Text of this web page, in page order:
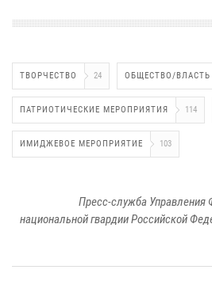
ТВОРЧЕСТВО 24 ОБЩЕСТВО/ВЛАСТЬ
ПАТРИОТИЧЕСКИЕ МЕРОПРИЯТИЯ 114
ИМИДЖЕВОЕ МЕРОПРИЯТИЕ 103
Пресс-служба
национальной гвардии Российской